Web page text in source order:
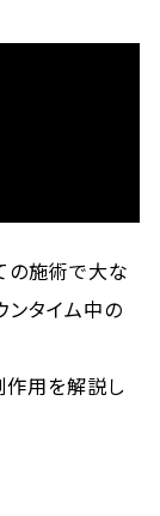
の施術で大な
ンタイム中の
作用を解説し